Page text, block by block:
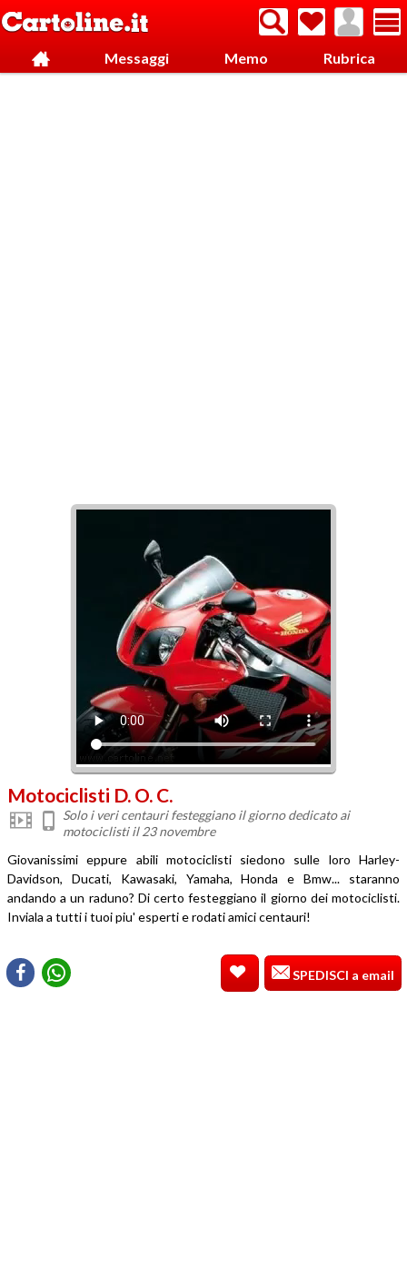
Messaggi Memo Rubrica
Motociclisti D. O. C.
Solo i veri centauri festeggiano il giorno dedicato ai
motociclisti il 23 novembre
Giovanissimi eppure abili motociclisti siedono sulle loro Harley-
Davidson, Ducati, Kawasaki, Yamaha, Honda e Bmw... staranno
andando a un raduno? Di certo festeggiano il giorno dei motociclisti.
Inviala a tutti i tuoi piu' esperti e rodati amici centauri!
SPEDISCI a email